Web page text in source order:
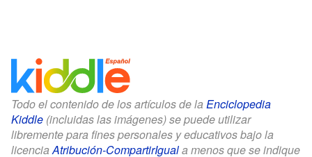
Todo el contenido de los artículos de la Enciclopedia
Kiddle (incluidas las imágenes) se puede utilizar
libremente para fines personales y educativos bajo la
licenciaAtribución-CompartirIguala menos que se indique